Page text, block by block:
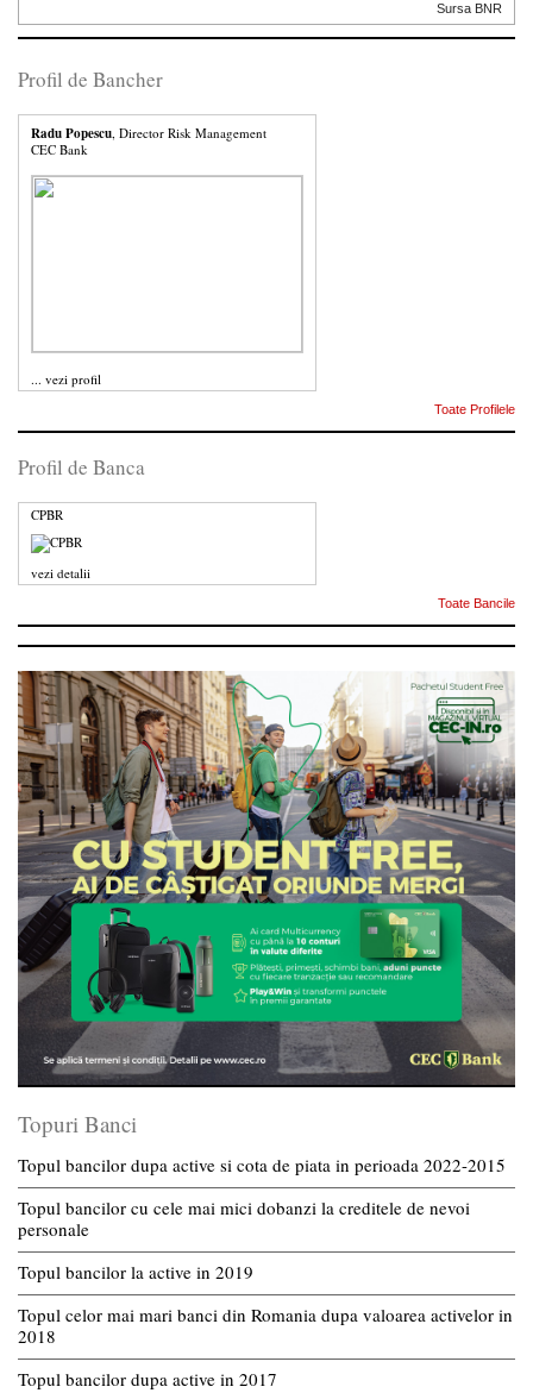
Sursa BNR
Profil de Bancher
Radu Popescu, Director Risk Management
CEC Bank
... vezi profil
Toate Profilele
Profil de Banca
CPBR
vezi detalii
Toate Bancile
Topuri Banci
Topul bancilor dupa active si cota de piata in perioada 2022-2015
Topul bancilor cu cele mai mici dobanzi la creditele de nevoi
personale
Topul bancilor la active in 2019
Topul celor mai mari banci din Romania dupa valoarea activelor in
2018
Topul bancilor dupa active in 2017